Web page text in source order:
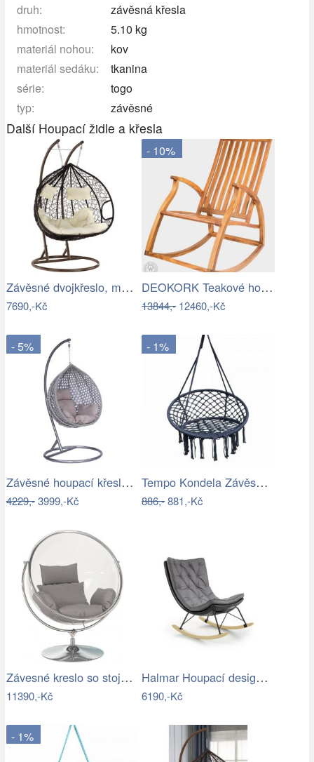
druh:
závěsná křesla
hmotnost:
5.10 kg
materiál nohou:
kov
materiál sedáku:
tkanina
série:
togo
typ:
závěsné
Další Houpací židle a křesla
Závěsné dvojkřeslo, měděná/hnědá…
7690,-Kč
- 10%
DEOKORK Teakové houpací křeslo STEFANO
13844,-12460,-Kč
- 5%
Závěsné houpací křeslo Houseland Imogen…
4229,-3999,-Kč
- 1%
Tempo Kondela Závěsné křeslo AMADO 2…
886,-881,-Kč
Závesné kreslo so stojanom,…
11390,-Kč
Halmar Houpací designové křeslo Indigo,…
6190,-Kč
- 1%